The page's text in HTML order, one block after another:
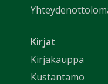
Kirjat
Kirjakauppa
Kustantamo